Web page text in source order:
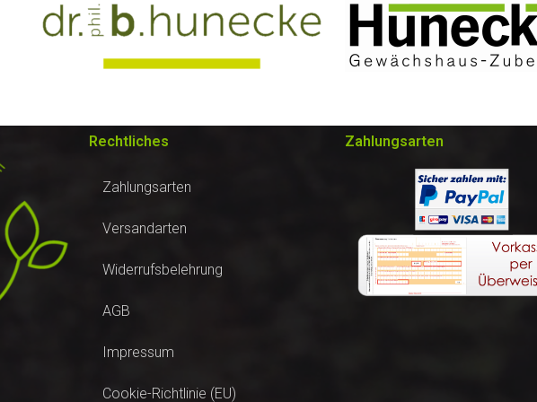
Rechtliches
Zahlungsarten
Versandarten
Widerrufsbelehrung
AGB
Impressum
Cookie-Richtlinie (EU)
Zahlungsarten